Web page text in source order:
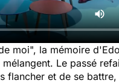
moi", la mémoire
Le passé
flancher et de se